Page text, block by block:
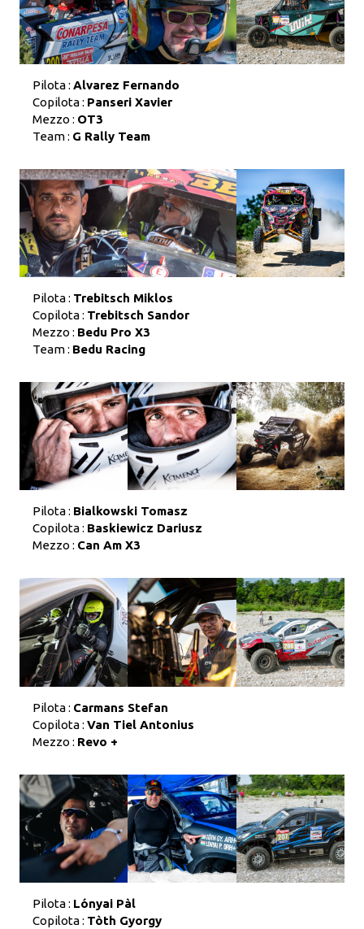
Pilota : Alvarez Fernando
Copilota : Panseri Xavier
Mezzo : OT3
Team : G Rally Team
Pilota : Trebitsch Miklos
Copilota : Trebitsch Sandor
Mezzo : Bedu Pro X3
Team : Bedu Racing
Pilota : Bialkowski Tomasz
Copilota : Baskiewicz Dariusz
Mezzo : Can Am X3
Pilota : Carmans Stefan
Copilota : Van Tiel Antonius
Mezzo : Revo +
Pilota : Lónyai Pàl
Copilota : Tòth Gyorgy